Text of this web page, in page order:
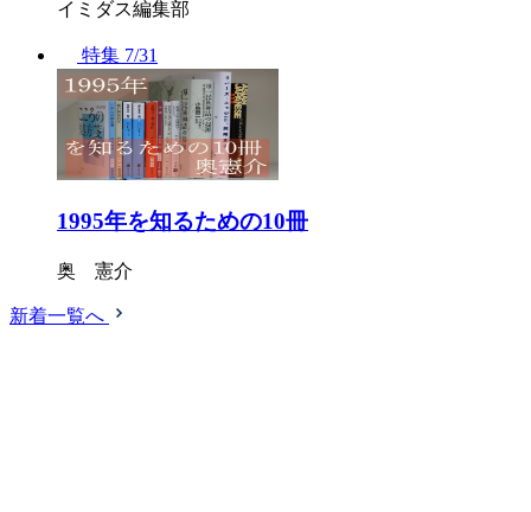
イミダス編集部
特集 7/31
1995年を知るための10冊
奥 憲介
新着一覧へ